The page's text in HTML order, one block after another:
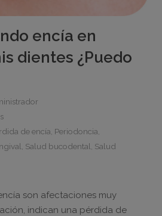
encía en
dientes ¿Puedo
de encía Periodoncia
Salud bucodental Salud
son afectaciones muy
indican una pérdida de